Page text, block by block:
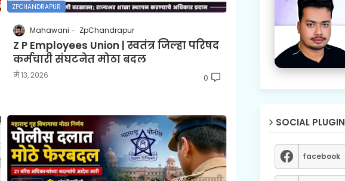
ZPCHANDRAPUR
Mahawani ZpChandrapur
Z P Employees Union | स्वतंत्र जिल्हा परिषद
कर्मचारी संघटनेत मोठा बदल
मे १३, २०२६ 0
SOCIAL PLUGIN
facebook